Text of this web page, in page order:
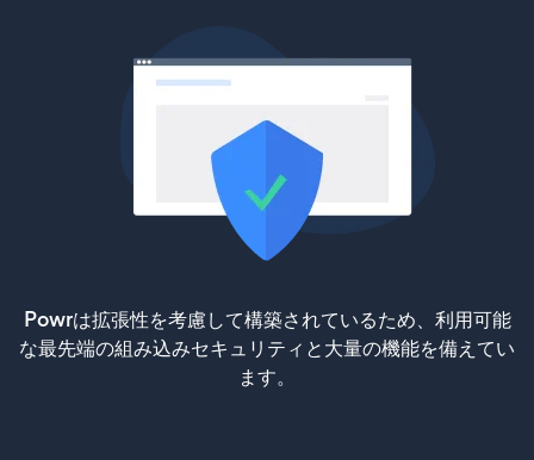
Powrは拡張性を考慮して構築されているため、利用可能
な最先端の組み込みセキュリティと大量の機能を備えてい
ます。